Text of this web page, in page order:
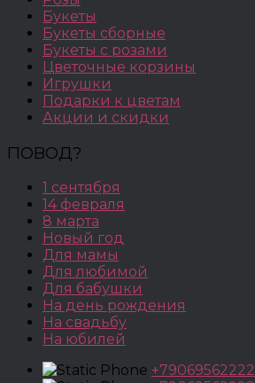
Букеты
Букеты сборные
Букеты с розами
Цветочные корзины
Игрушки
Подарки к цветам
Акции и скидки
ПОВОД?
1 сентября
14 февраля
8 марта
Новый год
Для мамы
Для любимой
Для бабушки
На день рождения
На свадьбу
На юбилей
+79069562222